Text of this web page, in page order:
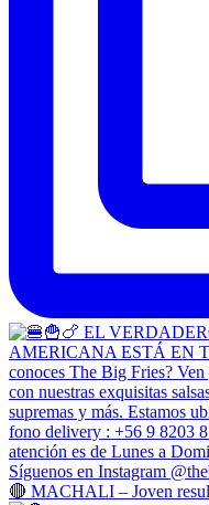
🔴 MACHALI – Joven